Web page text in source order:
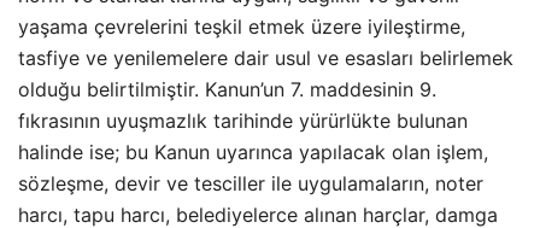
yaşama çevrelerini teşkil etmek üzere iyileştirme,
tasfiye ve yenilemelere dair usul ve esasları belirlemek
olduğu belirtilmiştir. Kanun’un 7. maddesinin 9.
fıkrasının uyuşmazlık tarihinde yürürlükte bulunan
halinde ise; bu Kanun uyarınca yapılacak olan işlem,
sözleşme, devir ve tesciller ile uygulamaların, noter
harcı, tapu harcı, belediyelerce alınan harçlar, damga